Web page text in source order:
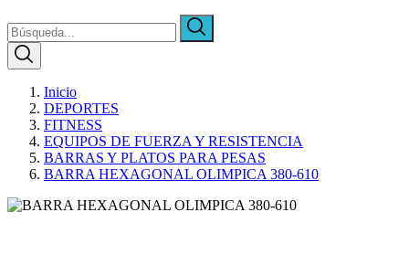
Inicio
DEPORTES
FITNESS
EQUIPOS DE FUERZA Y RESISTENCIA
BARRAS Y PLATOS PARA PESAS
BARRA HEXAGONAL OLIMPICA 380-610